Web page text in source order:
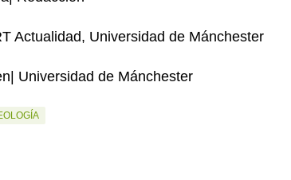
Actualidad, Universidad de Mánchester
Universidad de Mánchester